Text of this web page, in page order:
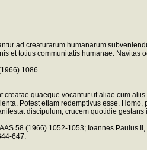
ad creaturarum humanarum
et totius communitatis humanae.
1086.
quaeque vocantur ut aliae cum
Potest etiam redemptivus esse. Homo,
discipulum, crucem quotidie
58 (1966) 1052-1053; Ioannes Paulus II,
647.